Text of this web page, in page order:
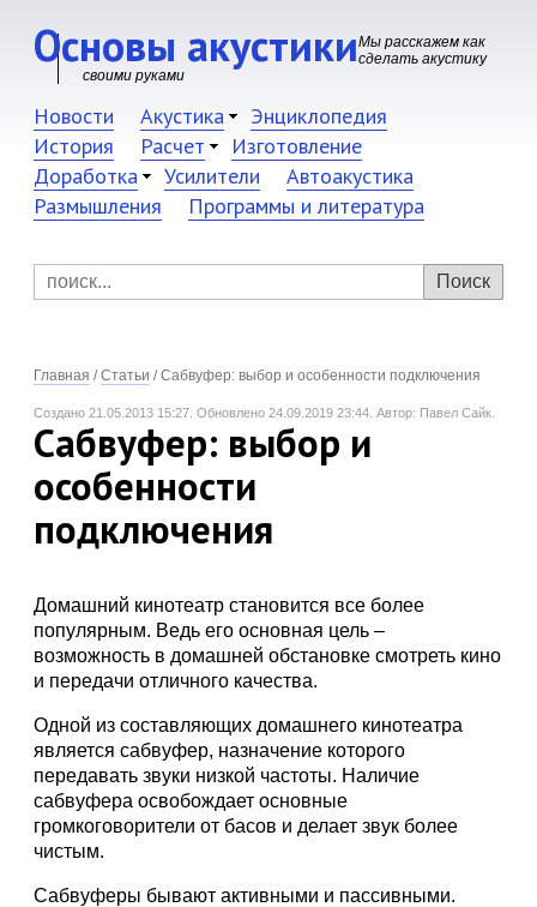
Основы акустикиМы расскажем как
сделать акустику
своими руками
Новости Акустика
Энциклопедия
История
Расчет
Изготовление
Доработка
Усилители
Автоакустика
Размышления
Программы и литература
Главная / Статьи / Сабвуфер: выбор и особенности подключения
Создано 21.05.2013 15:27. Обновлено 24.09.2019 23:44. Автор: Павел Сайк.
Сабвуфер: выбор и
особенности
подключения
Домашний кинотеатр становится все более
популярным. Ведь его основная цель –
возможность в домашней обстановке смотреть кино
и передачи отличного качества.
Одной из составляющих домашнего кинотеатра
является сабвуфер, назначение которого
передавать звуки низкой частоты. Наличие
сабвуфера освобождает основные
громкоговорители от басов и делает звук более
чистым.
Сабвуферы бывают активными и пассивными.